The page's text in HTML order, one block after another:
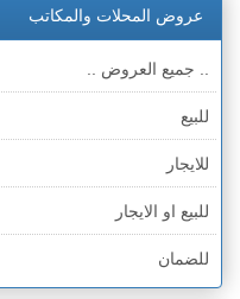
عروض المحلات والمكاتب
.. جميع العروض ..
للبيع
للايجار
للبيع او الايجار
للضمان